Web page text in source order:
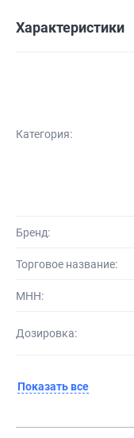
Характеристики
Категория:
Бренд:
Торговое название:
МНН:
Дозировка:
Показать все